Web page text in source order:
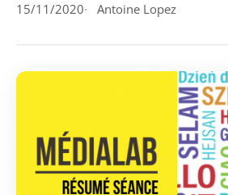
15/11/2020 Antoine Lopez